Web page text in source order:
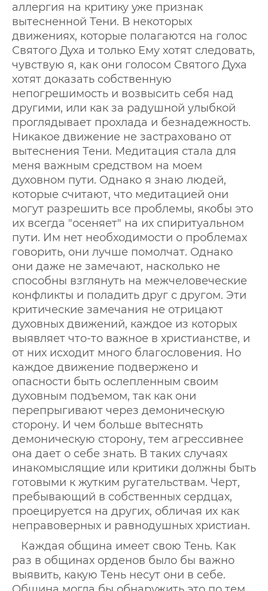
аллергия на критику уже признак
вытесненной Тени. В некоторых
движениях, которые полагаются на голос
Святого Духа и только Ему хотят следовать,
чувствую я, как они голосом Святого Духа
хотят доказать собственную
непогрешимость и возвысить себя над
другими, или как за радушной улыбкой
проглядывает прохлада и безнадежность.
Никакое движение не застраховано от
вытеснения Тени. Медитация стала для
меня важным средством на моем
духовном пути. Однако я знаю людей,
которые считают, что медитацией они
могут разрешить все проблемы, якобы это
их всегда "осеняет" на их спиритуальном
пути. Им нет необходимости о проблемах
говорить, они лучше помолчат. Однако
они даже не замечают, насколько не
способны взглянуть на межчеловеческие
конфликты и поладить друг с другом. Эти
критические замечания не отрицают
духовных движений, каждое из которых
выявляет что-то важное в христианстве, и
от них исходит много благословения. Но
каждое движение подвержено и
опасности быть ослепленным своим
духовным подъемом, так как они
перепрыгивают через демоническую
сторону. И чем больше вытеснять
демоническую сторону, тем агрессивнее
она дает о себе знать. В таких случаях
инакомыслящие или критики должны быть
готовыми к жутким ругательствам. Черт,
пребывающий в собственных сердцах,
проецируется на других, обличая их как
неправоверных и равнодушных христиан.
Каждая община имеет свою Тень. Как
раз в общинах орденов было бы важно
выявить, какую Тень несут они в себе.